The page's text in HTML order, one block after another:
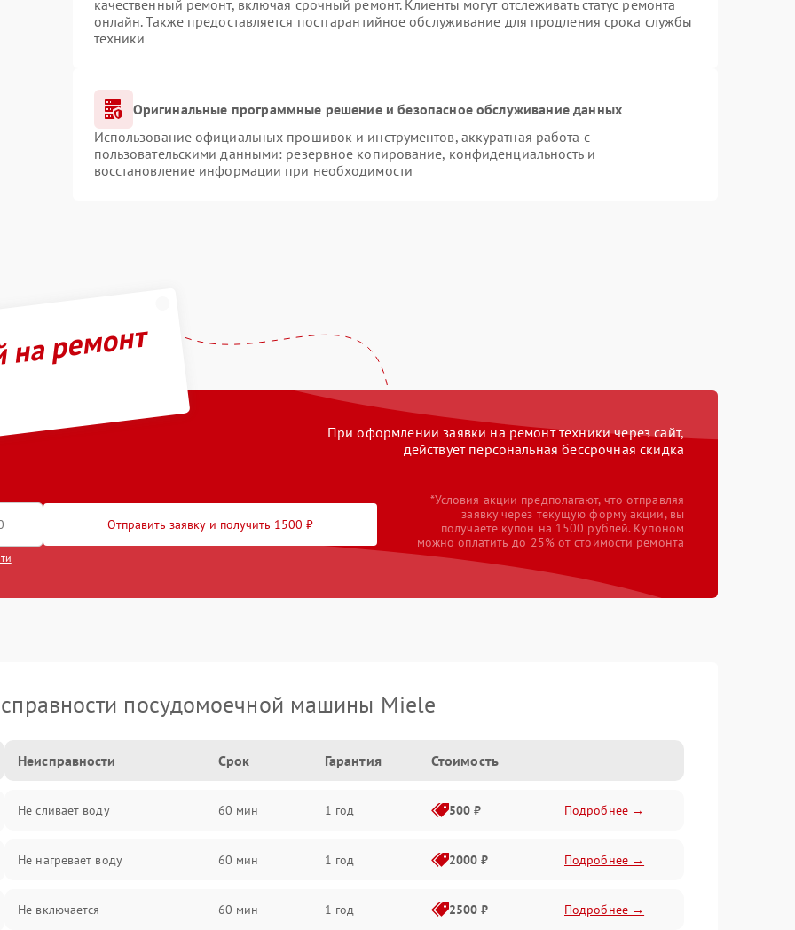
качественный ремонт, включая срочный ремонт. Клиенты могут отслеживать статус ремонта
онлайн. Также предоставляется постгарантийное обслуживание для продления срока службы
техники
Оригинальные программные решение и безопасное обслуживание данных
Использование официальных прошивок и инструментов, аккуратная работа с
пользовательскими данными: резервное копирование, конфиденциальность и
восстановление информации при необходимости
ремонт
При оформлении заявки на ремонт техники через сайт,
действует персональная бессрочная скидка
Отправить заявку и получить 1500 ₽
*Условия акции предполагают, что отправляя
заявку через текущую форму акции, вы
получаете купон на 1500 рублей. Купоном
можно оплатить до 25% от стоимости ремонта
посудомоечной машины Miele
Неисправности Срок Гарантия Стоимость
Не сливает воду 60 мин 1 год 500 ₽ Подробнее →
Не нагревает воду 60 мин 1 год 2000 ₽ Подробнее →
Не включается 60 мин 1 год 2500 ₽ Подробнее →